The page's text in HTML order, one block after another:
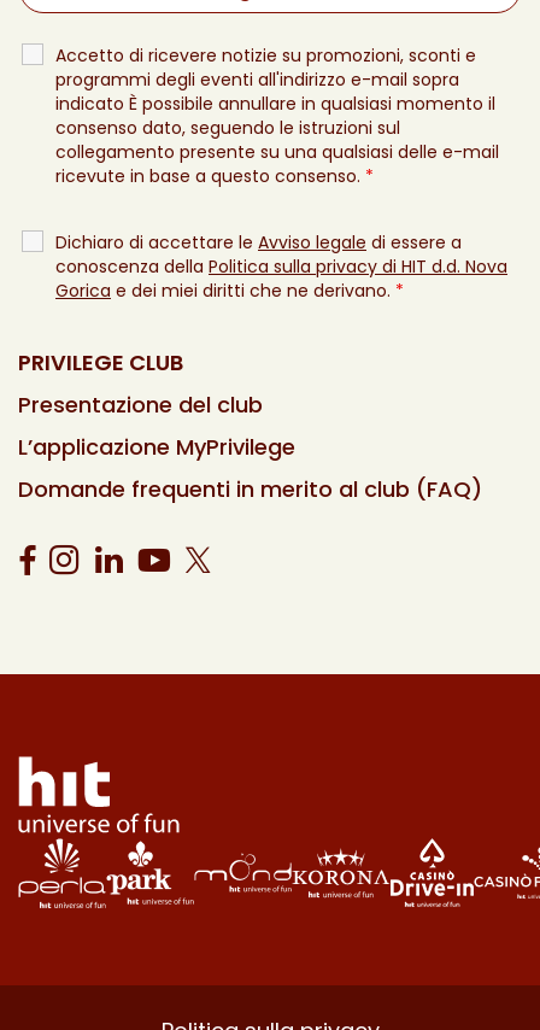
Accetto di ricevere notizie su promozioni, sconti e
programmi degli eventi all'indirizzo e-mail sopra
indicato È possibile annullare in qualsiasi momento il
consenso dato, seguendo le istruzioni sul
collegamento presente su una qualsiasi delle e-mail
ricevute in base a questo consenso. *
Dichiaro di accettare le Avviso legale di essere a
conoscenza della Politica sulla privacy di HIT d.d. Nova
Gorica e dei miei diritti che ne derivano. *
PRIVILEGE CLUB
Presentazione del club
L’applicazione MyPrivilege
Domande frequenti in merito al club (FAQ)